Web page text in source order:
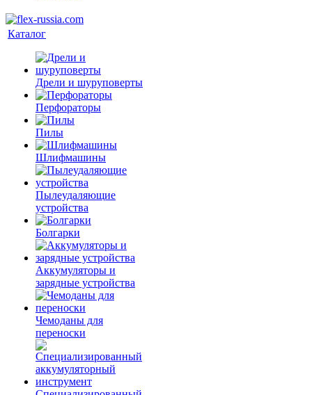
Каталог
Дрели и шуруповерты
Перфораторы
Пилы
Шлифмашины
Пылеудаляющие
устройства
Болгарки
Аккумуляторы и
зарядные устройства
Чемоданы для
переноски